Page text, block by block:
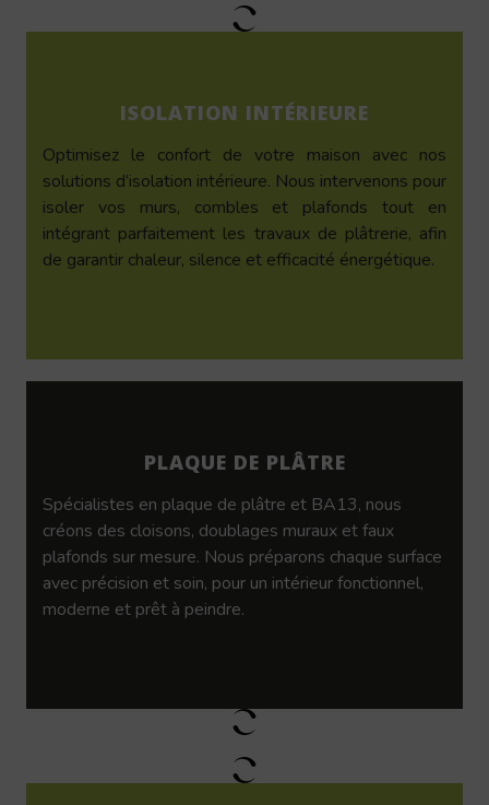
ISOLATION INTÉRIEURE
Optimisez le confort de votre maison avec nos
solutions d’isolation intérieure. Nous intervenons pour
isoler vos murs, combles et plafonds tout en
intégrant parfaitement les travaux de plâtrerie, afin
de garantir chaleur, silence et efficacité énergétique.
PLAQUE DE PLÂTRE
Spécialistes en plaque de plâtre et BA13, nous
créons des cloisons, doublages muraux et faux
plafonds sur mesure. Nous préparons chaque surface
avec précision et soin, pour un intérieur fonctionnel,
moderne et prêt à peindre.